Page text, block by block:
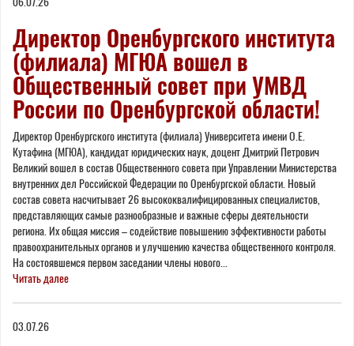
Директор Оренбургского института
(филиала) МГЮА вошел в
Общественный совет при УМВД
России по Оренбургской области!
Директор Оренбургского института (филиала) Университета имени О.Е.
Кутафина (МГЮА), кандидат юридических наук, доцент Дмитрий Петрович
Великий вошел в состав Общественного совета при Управлении Министерства
внутренних дел Российской Федерации по Оренбургской области. Новый
состав совета насчитывает 26 высококвалифицированных специалистов,
представляющих самые разнообразные и важные сферы деятельности
региона. Их общая миссия – содействие повышению эффективности работы
правоохранительных органов и улучшению качества общественного контроля.
На состоявшемся первом заседании члены нового...
Читать далее
03.07.26